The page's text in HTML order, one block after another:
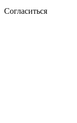
Согласиться